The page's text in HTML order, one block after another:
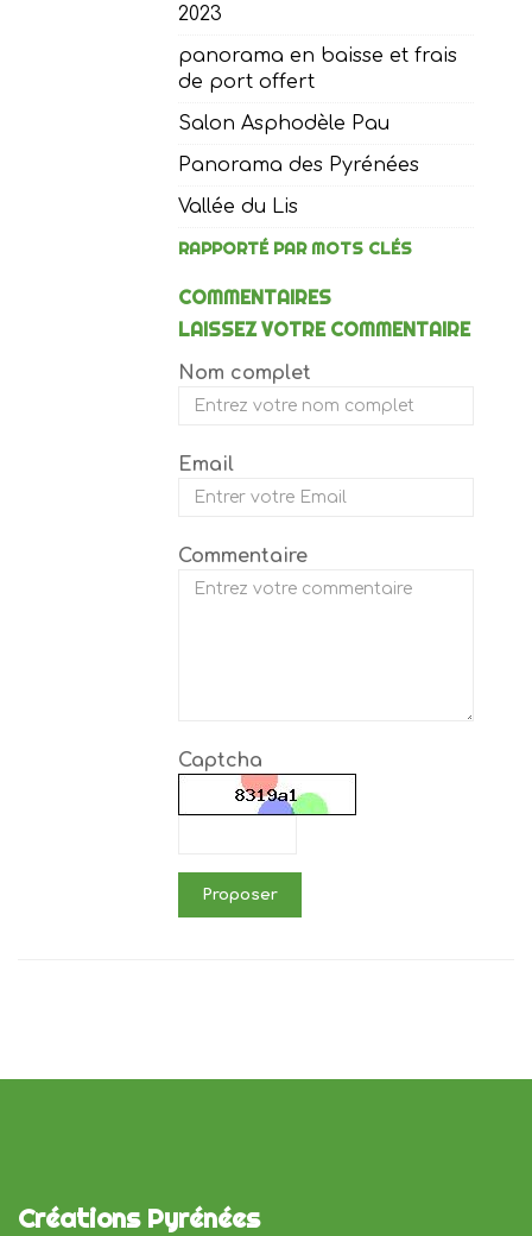
2023
panorama en baisse et frais
de port offert
Salon Asphodèle Pau
Panorama des Pyrénées
Vallée du Lis
RAPPORTÉ PAR MOTS CLÉS
COMMENTAIRES
LAISSEZ VOTRE COMMENTAIRE
Nom complet
Email
Commentaire
Captcha
Proposer
Créations Pyrénées